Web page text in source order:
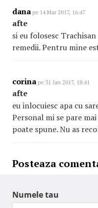
dana pe 14 Mar 2017, 16:47
afte
si eu folosesc
remedii. Pentru mine
corina pe 31 Ian 2017, 18:41
afte
eu inlocuiesc apa cu
Personal mi se pare
poate spune. Nu as
Posteaza
Numele tau